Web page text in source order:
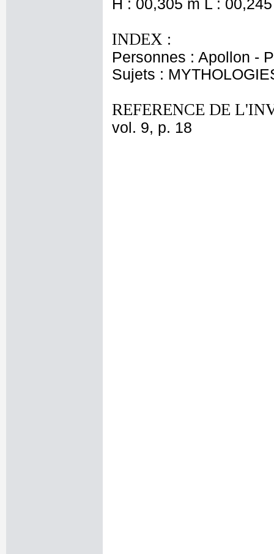
H : 00,305 m L :
INDEX :
Personnes : Apollon -
Sujets :
REFERENCE DE
vol. 9, p. 18